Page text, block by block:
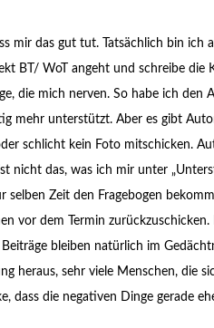
mir das gut tut. Tatsächlich bin ich
BT/ WoT angeht und schreibe die
die mich nerven. So habe ich den
mehr unterstützt. Aber es gibt
schlicht kein Foto mitschicken.
nicht das, was ich mir unter
selben Zeit den Fragebogen
vor dem Termin zurückzuschicken.
bleiben natürlich im
heraus, sehr viele Menschen, die
dass die negativen Dinge gerade